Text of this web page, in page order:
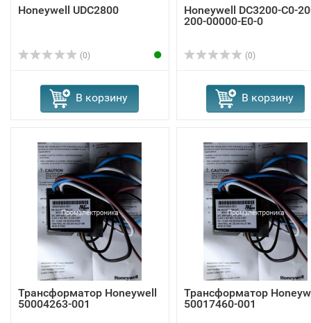
Honeywell UDC2800
(0)
В корзину
Honeywell DC3200-C0-
200-00000-E0-0
(0)
В корзину
Трансформатор Honeywell
50004263-001
Трансформатор
50017460-001